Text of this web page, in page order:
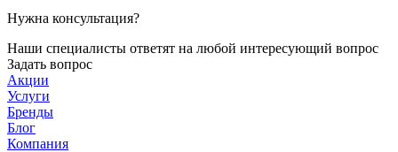
Нужна консультация?
Наши специалисты ответят на любой интересующий вопрос
Задать вопрос
Акции
Услуги
Бренды
Блог
Компания